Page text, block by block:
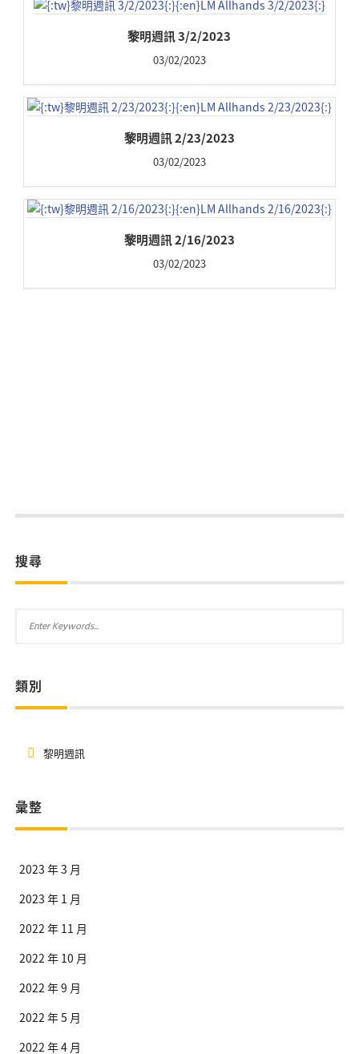
黎明週訊 3/2/2023
03/02/2023
黎明週訊 2/23/2023
03/02/2023
黎明週訊 2/16/2023
03/02/2023
搜尋
類別
黎明週訊
彙整
2023 年 3 月
2023 年 1 月
2022 年 11 月
2022 年 10 月
2022 年 9 月
2022 年 5 月
2022 年 4 月